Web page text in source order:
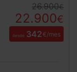
26.900€
22.900€
desde 342€/mes